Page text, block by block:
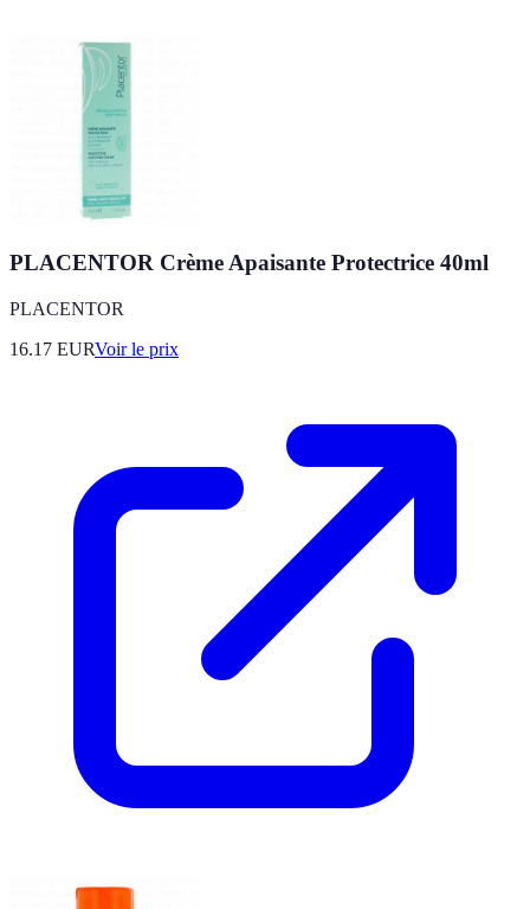
PLACENTOR Crème Apaisante Protectrice 40ml
PLACENTOR
16.17 EURVoir le prix